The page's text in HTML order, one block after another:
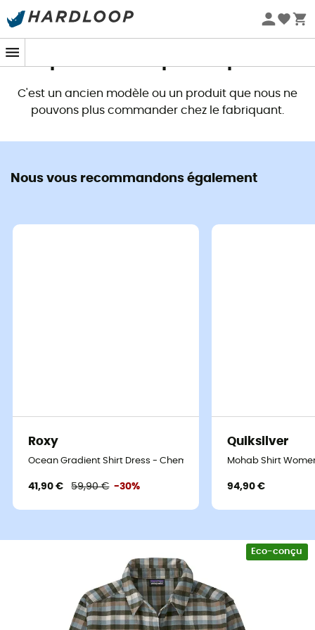
Promos d'été 🔥 -5 % EXTRA dès 2 produits* code Summer5
C'est un ancien modèle ou un produit que nous ne
pouvons plus commander chez le fabriquant.
Nous vous recommandons également
Roxy
Ocean Gradient Shirt Dress - Chemise femme
41,90 € 59,90 € -30%
Quiksilver
Mohab Shirt
94,90 €
Eco-conçu
Flanelle & passion : la chemise qui vous
suit partout !